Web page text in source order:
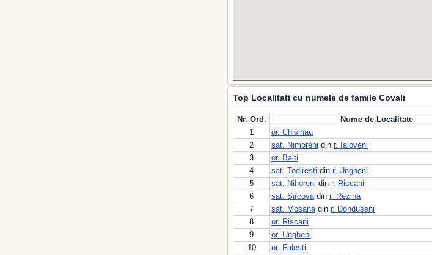
Top Localitati cu numele de famile Covali
Nr. Ord. Nume de Localitate
1
or. Chisinau
2
sat. Nimoreni din r. Ialoveni
3
or. Balti
4
sat. Todiresti din r. Ungheni
5
sat. Nihoreni din r. Riscani
6
sat. Sircovadin r. Rezina
7
sat. Mosanadin r. Donduseni
8
or. Riscani
9
or. Ungheni
10
or. Falesti